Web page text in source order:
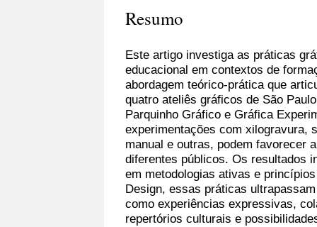
Resumo
Este artigo investiga as práticas
educacional em contextos de
abordagem teórico-prática que
quatro ateliês gráficos de São
Parquinho Gráfico e Gráfica
experimentações com xilogravura,
manual e outras, podem favorecer
diferentes públicos. Os resultados
em metodologias ativas e
Design, essas práticas
como experiências expressivas,
repertórios culturais e